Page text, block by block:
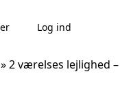
Log ind
»2 værelses lejlighed –